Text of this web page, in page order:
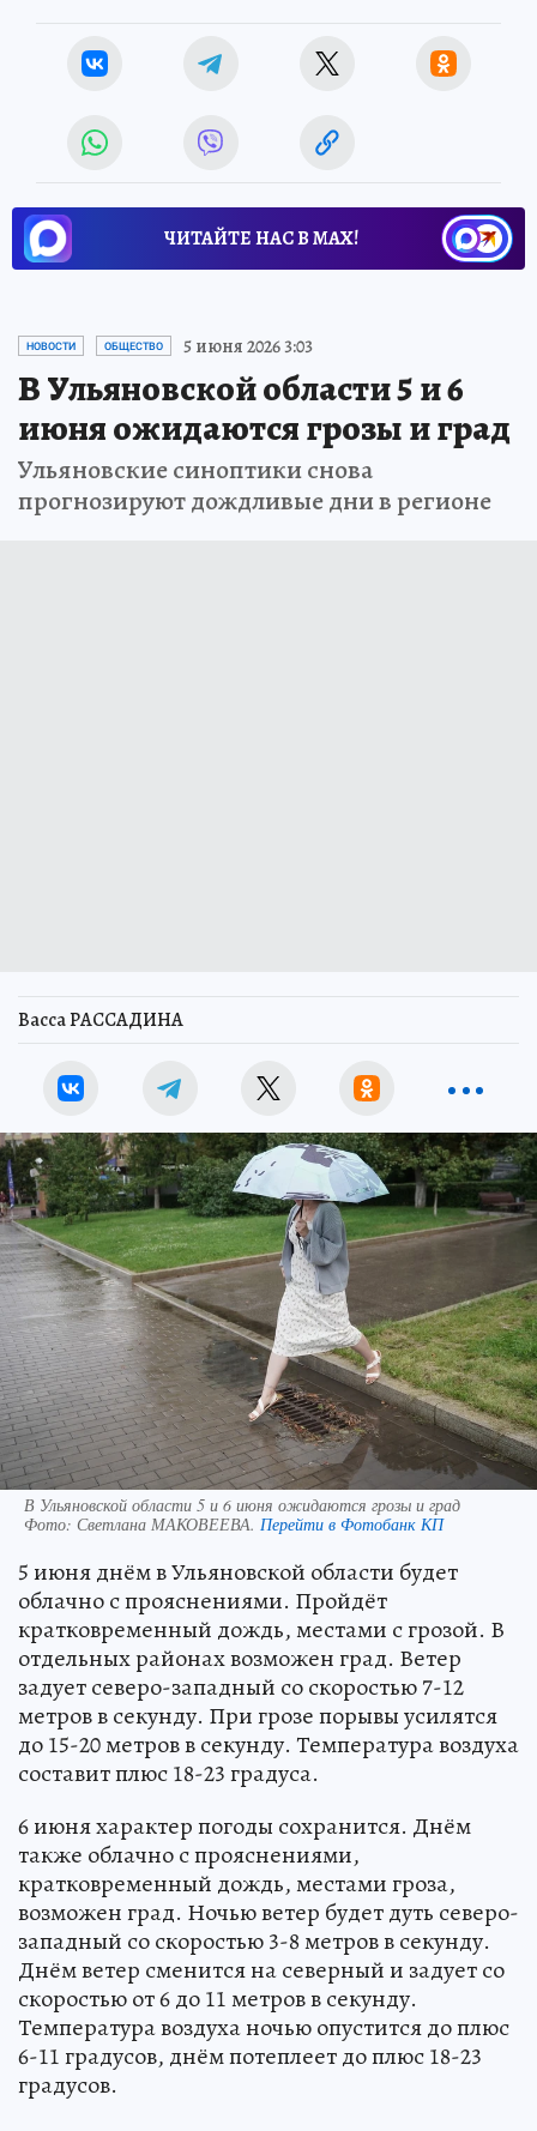
ЧИТАЙТЕ НАС В МАХ!
НОВОСТИ ОБЩЕСТВО 5 июня 2026 3:03
В Ульяновской области 5 и 6
июня ожидаются грозы и град
Ульяновские синоптики снова
прогнозируют дождливые дни в регионе
Васса РАССАДИНА
В Ульяновской области 5 и 6 июня ожидаются грозы и град
Фото: Светлана МАКОВЕЕВА. Перейти в Фотобанк КП
5 июня днём в Ульяновской области будет
облачно с прояснениями. Пройдёт
кратковременный дождь, местами с грозой. В
отдельных районах возможен град. Ветер
задует северо-западный со скоростью 7-12
метров в секунду. При грозе порывы усилятся
до 15-20 метров в секунду. Температура воздуха
составит плюс 18-23 градуса.
6 июня характер погоды сохранится. Днём
также облачно с прояснениями,
кратковременный дождь, местами гроза,
возможен град. Ночью ветер будет дуть северо-
западный со скоростью 3-8 метров в секунду.
Днём ветер сменится на северный и задует со
скоростью от 6 до 11 метров в секунду.
Температура воздуха ночью опустится до плюс
6-11 градусов, днём потеплеет до плюс 18-23
градусов.